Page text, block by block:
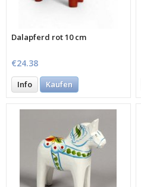
Dalapferd rot 10 cm
€24.38
Info Kaufen